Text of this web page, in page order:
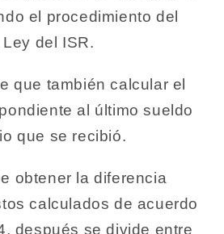
el procedimiento del
del ISR.
que también calcular el
al último sueldo
que se recibió.
obtener la diferencia
calculados de acuerdo
después se divide entre